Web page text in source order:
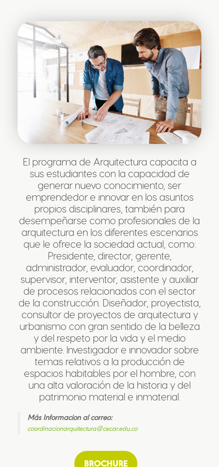
El programa de Arquitectura capacita a
sus estudiantes con la capacidad de
generar nuevo conocimiento, ser
emprendedor e innovar en los asuntos
propios disciplinares, también para
desempeñarse como profesionales de la
arquitectura en los diferentes escenarios
que le ofrece la sociedad actual, como:
Presidente, director, gerente,
administrador, evaluador, coordinador,
supervisor, interventor, asistente y auxiliar
de procesos relacionados con el sector
de la construcción. Diseñador, proyectista,
consultor de proyectos de arquitectura y
urbanismo con gran sentido de la belleza
y del respeto por la vida y el medio
ambiente. Investigador e innovador sobre
temas relativos a la producción de
espacios habitables por el hombre, con
una alta valoración de la historia y del
patrimonio material e inmaterial.
Más Informacion al correo:
coordinacionarquitectura@cecar.edu.co
BROCHURE